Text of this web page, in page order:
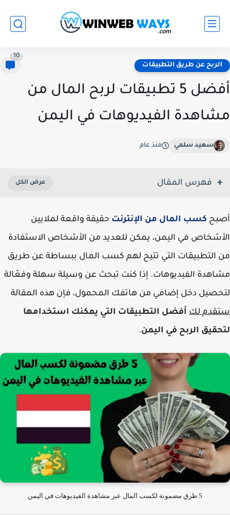
الربح عن طريق التطبيقات
10
أفضل 5 تطبيقات لربح المال من
مشاهدة الفيديوهات في اليمن
سعيد سلمي منذ عام
فهرس المقال
أصبح كسب المال من الإنترنت حقيقة واقعة لملايين
الأشخاص في اليمن، يمكن للعديد من الأشخاص الاستفادة
من التطبيقات التي تتيح لهم كسب المال ببساطة عن طريق
مشاهدة الفيديوهات. إذا كنت تبحث عن وسيلة سهلة وفعّالة
لتحصيل دخل إضافي من هاتفك المحمول، فإن هذه المقالة
ستقدم لك أفضل التطبيقات التي يمكنك استخدامها
لتحقيق الربح في اليمن.
5 طرق مضمونة لكسب المال عبر مشاهدة الفيديوهات في اليمن